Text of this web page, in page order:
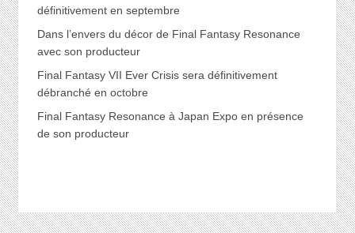
définitivement en septembre
Dans l’envers du décor de Final Fantasy Resonance
avec son producteur
Final Fantasy VII Ever Crisis sera définitivement
débranché en octobre
Final Fantasy Resonance à Japan Expo en présence
de son producteur